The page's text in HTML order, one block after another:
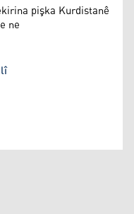
pişka Kurdistanê
ne